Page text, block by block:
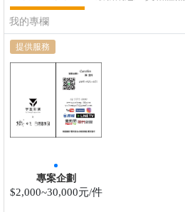
我的專欄
提供服務
專案企劃
$2,000~30,000元/件